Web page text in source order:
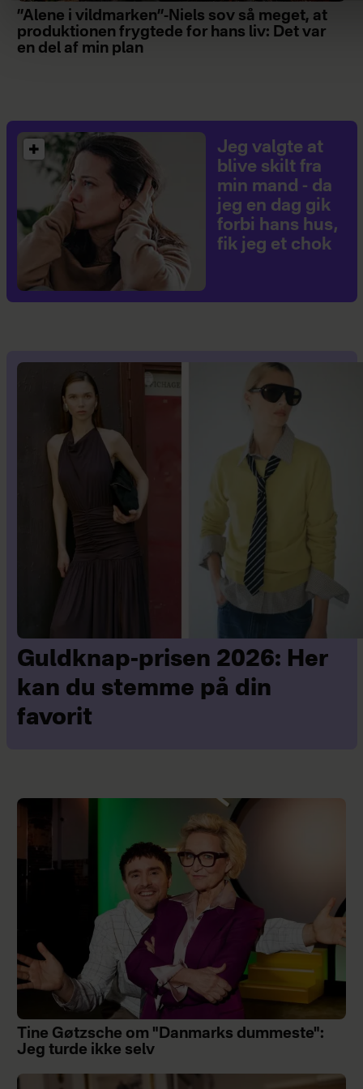
”Alene i vildmarken”-Niels sov så meget, at
produktionen frygtede for hans liv: Det var
en del af min plan
Jeg valgte at
blive skilt fra
min mand - da
jeg en dag gik
forbi hans hus,
fik jeg et chok
Guldknap-prisen 2026: Her
kan du stemme på din
favorit
Tine Gøtzsche om "Danmarks dummeste":
Jeg turde ikke selv